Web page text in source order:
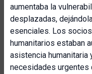
aumentaba la
desplazadas,
esenciales. Los
humanitarios estaban
asistencia humanitaria
necesidades urgentes